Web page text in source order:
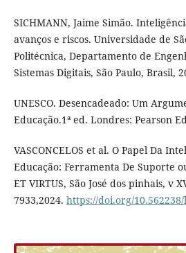
SICHMANN, Jaime Simão.
avanços e riscos. Universidade de
Politécnica, Departamento de
Sistemas Digitais, São Paulo, Brasil,
UNESCO. Desencadeado: Um
Educação.1ª ed. Londres: Pearson
VASCONCELOS et al. O Papel Da
Educação: Ferramenta De Suporte
ET VIRTUS, São José dos pinhais, v
7933,2024. https://doi.org/